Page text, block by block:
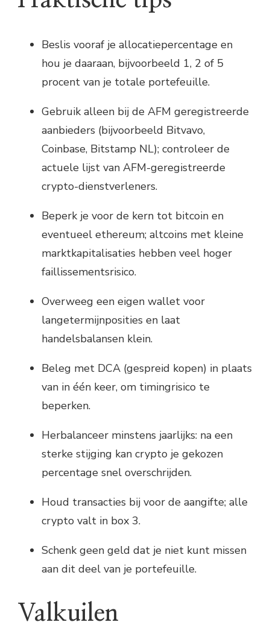
Beslis vooraf je allocatiepercentage en
hou je daaraan, bijvoorbeeld 1, 2 of 5
procent van je totale portefeuille.
Gebruik alleen bij de AFM geregistreerde
aanbieders (bijvoorbeeld Bitvavo,
Coinbase, Bitstamp NL); controleer de
actuele lijst van AFM-geregistreerde
crypto-dienstverleners.
Beperk je voor de kern tot bitcoin en
eventueel ethereum; altcoins met kleine
marktkapitalisaties hebben veel hoger
faillissementsrisico.
Overweeg een eigen wallet voor
langetermijnposities en laat
handelsbalansen klein.
Beleg met DCA (gespreid kopen) in plaats
van in één keer, om timingrisico te
beperken.
Herbalanceer minstens jaarlijks: na een
sterke stijging kan crypto je gekozen
percentage snel overschrijden.
Houd transacties bij voor de aangifte; alle
crypto valt in box 3.
Schenk geen geld dat je niet kunt missen
aan dit deel van je portefeuille.
Valkuilen